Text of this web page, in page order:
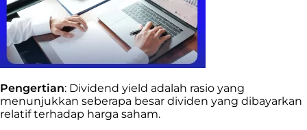
Pengertian: Dividend yield adalah rasio yang
menunjukkan seberapa besar dividen yang dibayarkan
relatif terhadap harga saham.